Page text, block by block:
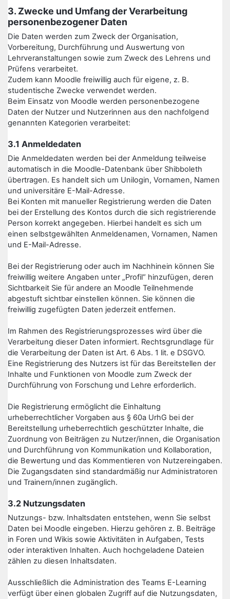
3. Zwecke und Umfang der Verarbeitung
personenbezogener Daten
Die Daten werden zum Zweck der Organisation,
Vorbereitung, Durchführung und Auswertung von
Lehrveranstaltungen sowie zum Zweck des Lehrens und
Prüfens verarbeitet.
Zudem kann Moodle freiwillig auch für eigene, z. B.
studentische Zwecke verwendet werden.
Beim Einsatz von Moodle werden personenbezogene
Daten der Nutzer und Nutzerinnen aus den nachfolgend
genannten Kategorien verarbeitet:
3.1 Anmeldedaten
Die Anmeldedaten werden bei der Anmeldung teilweise
automatisch in die Moodle-Datenbank über Shibboleth
übertragen. Es handelt sich um Unilogin, Vornamen, Namen
und universitäre E-Mail-Adresse.
Bei Konten mit manueller Registrierung werden die Daten
bei der Erstellung des Kontos durch die sich registrierende
Person korrekt angegeben. Hierbei handelt es sich um
einen selbstgewählten Anmeldenamen, Vornamen, Namen
und E-Mail-Adresse.
Bei der Registrierung oder auch im Nachhinein können Sie
freiwillig weitere Angaben unter „Profil“ hinzufügen, deren
Sichtbarkeit Sie für andere an Moodle Teilnehmende
abgestuft sichtbar einstellen können. Sie können die
freiwillig zugefügten Daten jederzeit entfernen.
Im Rahmen des Registrierungsprozesses wird über die
Verarbeitung dieser Daten informiert. Rechtsgrundlage für
die Verarbeitung der Daten ist Art. 6 Abs. 1 lit. e DSGVO.
Eine Registrierung des Nutzers ist für das Bereitstellen der
Inhalte und Funktionen von Moodle zum Zweck der
Durchführung von Forschung und Lehre erforderlich.
Die Registrierung ermöglicht die Einhaltung
urheberrechtlicher Vorgaben aus § 60a UrhG bei der
Bereitstellung urheberrechtlich geschützter Inhalte, die
Zuordnung von Beiträgen zu Nutzer/innen, die Organisation
und Durchführung von Kommunikation und Kollaboration,
die Bewertung und das Kommentieren von Nutzereingaben.
Die Zugangsdaten sind standardmäßig nur Administratoren
und Trainern/innen zugänglich.
3.2 Nutzungsdaten
Nutzungs- bzw. Inhaltsdaten entstehen, wenn Sie selbst
Daten bei Moodle eingeben. Hierzu gehören z. B. Beiträge
in Foren und Wikis sowie Aktivitäten in Aufgaben, Tests
oder interaktiven Inhalten. Auch hochgeladene Dateien
zählen zu diesen Inhaltsdaten.
Ausschließlich die Administration des Teams E-Learning
verfügt über einen globalen Zugriff auf die Nutzungsdaten,